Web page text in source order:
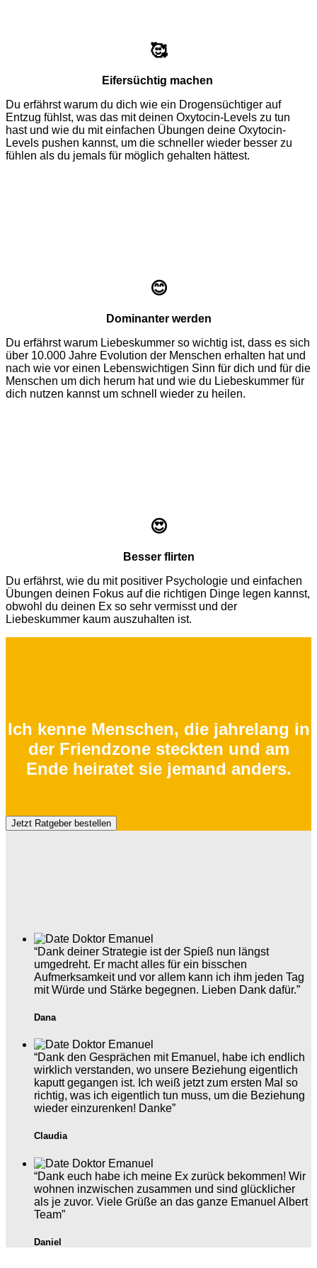
🥰
Eifersüchtig machen
Du erfährst warum du dich wie ein Drogensüchtiger auf
Entzug fühlst, was das mit deinen Oxytocin-Levels zu tun
hast und wie du mit einfachen Übungen deine Oxytocin-
Levels pushen kannst, um die schneller wieder besser zu
fühlen als du jemals für möglich gehalten hättest.
😊
Dominanter werden
Du erfährst warum Liebeskummer so wichtig ist, dass es sich
über 10.000 Jahre Evolution der Menschen erhalten hat und
nach wie vor einen Lebenswichtigen Sinn für dich und für die
Menschen um dich herum hat und wie du Liebeskummer für
dich nutzen kannst um schnell wieder zu heilen.
😍
Besser flirten
Du erfährst, wie du mit positiver Psychologie und einfachen
Übungen deinen Fokus auf die richtigen Dinge legen kannst,
obwohl du deinen Ex so sehr vermisst und der
Liebeskummer kaum auszuhalten ist.
Ich kenne Menschen, die jahrelang in
der Friendzone steckten und am
Ende heiratet sie jemand anders.
Jetzt Ratgeber bestellen
“Dank deiner Strategie ist der Spieß nun längst
umgedreht. Er macht alles für ein bisschen
Aufmerksamkeit und vor allem kann ich ihm jeden Tag
mit Würde und Stärke begegnen. Lieben Dank dafür.”
Dana
“Dank den Gesprächen mit Emanuel, habe ich endlich
wirklich verstanden, wo unsere Beziehung eigentlich
kaputt gegangen ist. Ich weiß jetzt zum ersten Mal so
richtig, was ich eigentlich tun muss, um die Beziehung
wieder einzurenken! Danke”
Claudia
“Dank euch habe ich meine Ex zurück bekommen! Wir
wohnen inzwischen zusammen und sind glücklicher
als je zuvor. Viele Grüße an das ganze Emanuel Albert
Team”
Daniel